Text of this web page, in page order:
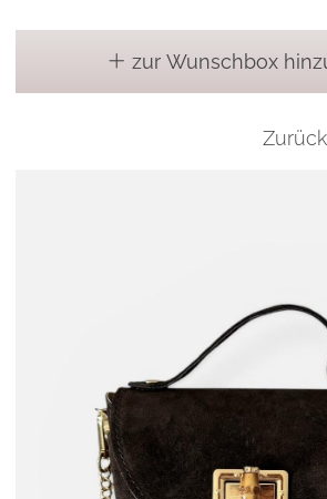
zur Wunschbox